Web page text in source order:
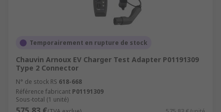
Temporairement en rupture de stock
Chauvin Arnoux EV Charger Test Adapter P01191309
Type 2 Connector
N° de stock RS 618-668
Référence fabricant P01191309
Sous-total (1 unité)